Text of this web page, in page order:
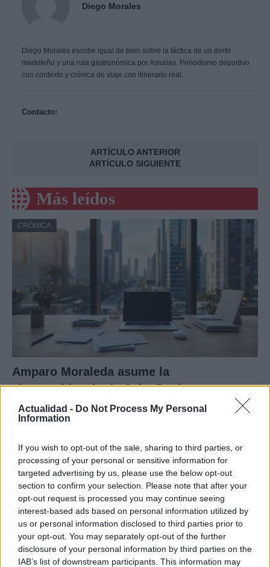
Actualidad - Do Not Process My Personal
Information
If you wish to opt-out of the sale, sharing to third parties, or
processing of your personal or sensitive information for
targeted advertising by us, please use the below opt-out
section to confirm your selection. Please note that after your
opt-out request is processed you may continue seeing
interest-based ads based on personal information utilized by
us or personal information disclosed to third parties prior to
your opt-out. You may separately opt-out of the further
disclosure of your personal information by third parties on the
IAB’s list of downstream participants. This information may
Diego Morales
Diego Morales escribe igual de bien sobre la táctica de un derbi
madrileño y una ruta gastronómica por Asturias. Periodismo deportivo
con contexto y crónica de viaje con itinerario real.
Contacto:
ARTÍCULO ANTERIOR
ARTÍCULO SIGUIENTE
Más leídos
CRÓNICA
Amparo Moraleda asume la
vicepresidencia de CaixaBank
La trayectoria de Moraleda promete un nuevo rumbo…
CRÓNICA